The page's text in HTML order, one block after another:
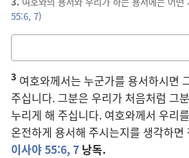
55:6, 7)
적는
칸
3 여호와께서는 누군가를 용서하시면
주십니다.그분은 우리가 처음처럼 그
누리게 해 주십니다. 여호와께서 우리
온전하게 용서해 주시는지를 생각하
이사야 55:6, 7 낭독.